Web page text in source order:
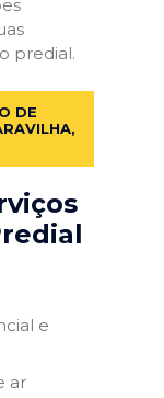
predial.
DE
e
ar